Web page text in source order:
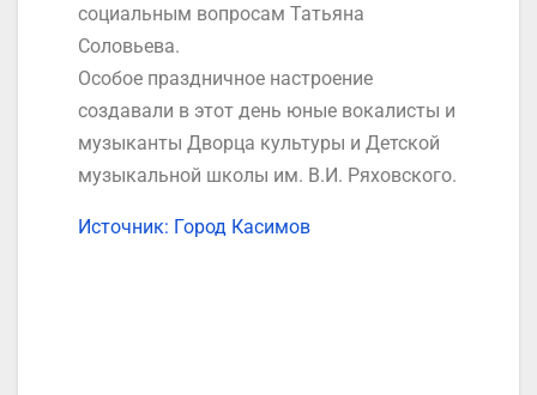
социальным вопросам Татьяна
Соловьева.
Особое праздничное настроение
создавали в этот день юные вокалисты и
музыканты Дворца культуры и Детской
музыкальной школы им. В.И. Ряховского.
Источник: Город Касимов